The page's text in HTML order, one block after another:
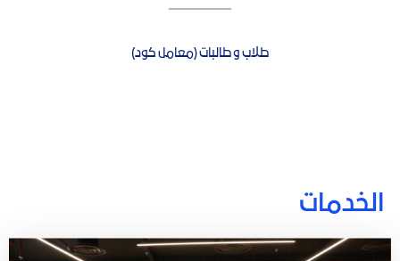
طلاب و طالبات (معامل كود)
الخدمات